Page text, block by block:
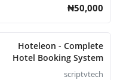
₦50,000
Hoteleon - Complete
Hotel Booking System
Script
scriptvtech